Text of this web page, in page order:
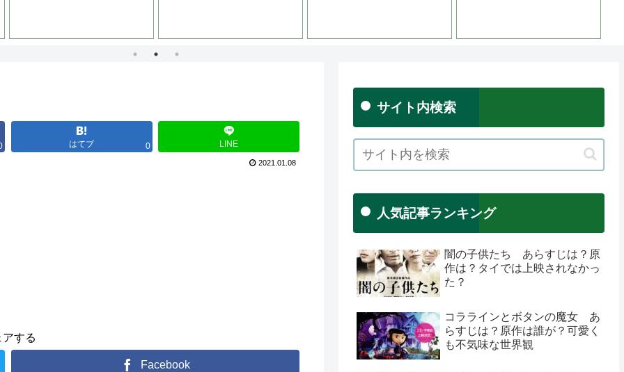
はてブ 0 LINE
2021.01.08
する
Facebook
サイト内検索
人気記事ランキング
闇の子供たち あらすじは？原
作は？タイでは上映されなかっ
た？
コララインとボタンの魔女 あ
らすじは？原作は誰が？可愛く
も不気味な世界観